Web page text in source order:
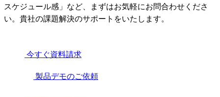
スケジュール感」など、まずはお気軽にお問合わせくださ
い。貴社の課題解決のサポートをいたします。
今すぐ資料請求
製品デモのご依頼